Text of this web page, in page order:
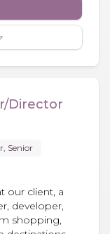
Director
Senior
our client, a
developer,
shopping,